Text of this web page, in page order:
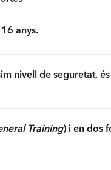
anys.
nivell de seguretat,
Training) i en dos